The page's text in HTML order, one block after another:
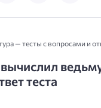
— тесты с вопросами и
теста